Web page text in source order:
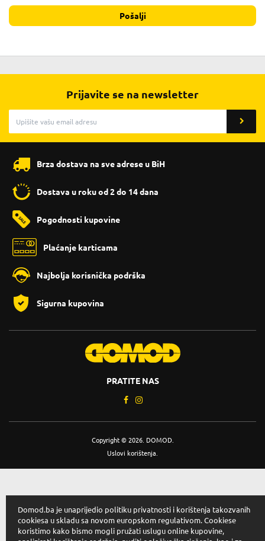
Pošalji
Prijavite se na newsletter
Brza dostava na sve adrese u BiH
Dostava u roku od 2 do 14 dana
Pogodnosti kupovine
Plaćanje karticama
Najbolja korisnička podrška
Sigurna kupovina
PRATITE NAS
Copyright © 2026. DOMOD.
Uslovi korištenja
Domod.ba je unaprijedio politiku privatnosti i korištenja takozvanih
cookiesa u skladu sa novom europskom regulativom. Cookiese
koristimo kako bismo mogli pružati uslugu online kupovine,